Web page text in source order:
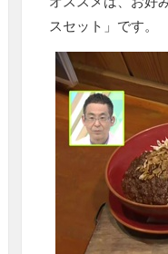
スセット」です。